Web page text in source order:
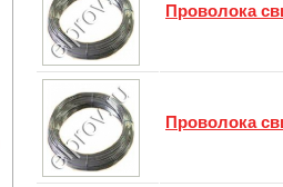
Проволока
Проволока